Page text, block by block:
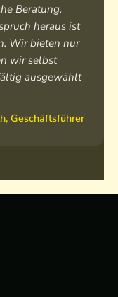
Beratung.
heraus ist
Wir bieten nur
wir selbst
ausgewählt
Geschäftsführer